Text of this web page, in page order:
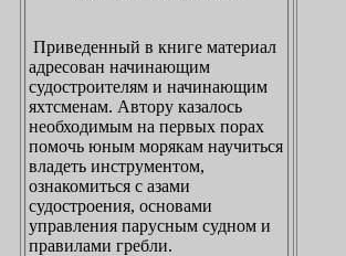
Приведенный в книге материал
адресован начинающим
судостроителям и начинающим
яхтсменам. Автору казалось
необходимым на первых порах
помочь юным морякам научиться
владеть инструментом,
ознакомиться с азами
судостроения, основами
управления парусным судном и
правилами гребли.